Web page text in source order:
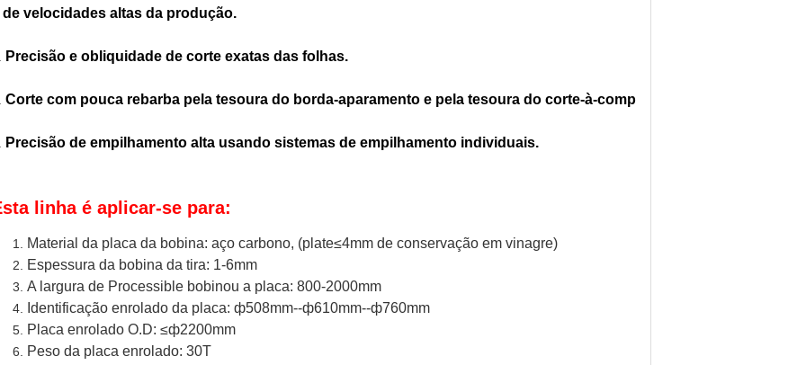
de velocidades altas da produção.
Precisão e obliquidade de corte exatas das folhas.
Corte com pouca rebarba pela tesoura do borda-aparamento e pela tesoura do corte-à-comprimento.
Precisão de empilhamento alta usando sistemas de empilhamento individuais.
linha é aplicar-se para:
Material da placa da bobina: aço carbono, (plate≤4mm de conservação em vinagre)
Espessura da bobina da tira: 1-6mm
A largura de Processible bobinou a placa: 800-2000mm
Identificação enrolado da placa: ф508mm--ф610mm--ф760mm
Placa enrolado O.D: ≤ф2200mm
Peso da placa enrolado: 30T